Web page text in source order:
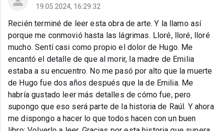
19.05.2024, 16:29:32
Recién terminé de leer esta obra de arte. Y la llamo así
porque me conmovió hasta las lágrimas. Lloré, lloré, lloré
mucho. Sentí casi como propio el dolor de Hugo. Me
encantó el detalle de que al morir, la madre de Emilia
estaba a su encuentro. No me pasó por alto que la muerte
de Hugo fue dos años después que la de Emilia. Me
habría gustado leer más detalles de cómo fue, pero
supongo que eso será parte de la historia de Raúl. Y ahora
me dispongo a hacer lo que todos hacen con un buen